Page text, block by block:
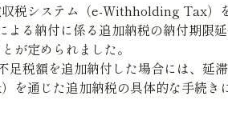
税システム（e-Withholding Tax）
よる納付に係る追加納税の納付期
が定められました。
足税額を追加納付した場合には、延
通じた追加納税の具体的な手続